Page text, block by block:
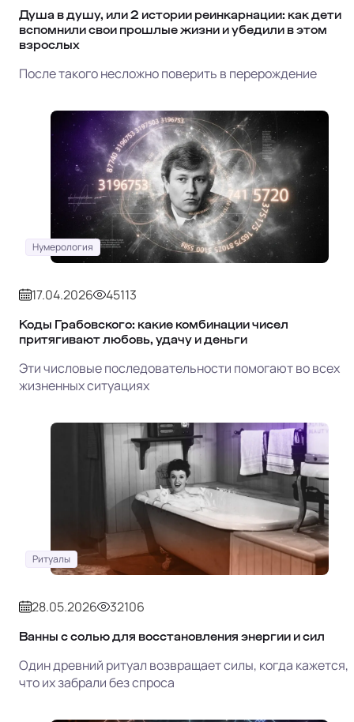
Душа в душу, или 2 истории реинкарнации: как дети
вспомнили свои прошлые жизни и убедили в этом
взрослых
После такого несложно поверить в перерождение
Нумерология
17.04.2026 45113
Коды Грабовского: какие комбинации чисел
притягивают любовь, удачу и деньги
Эти числовые последовательности помогают во всех
жизненных ситуациях
Ритуалы
28.05.2026 32106
Ванны с солью для восстановления энергии и сил
Один древний ритуал возвращает силы, когда кажется,
что их забрали без спроса